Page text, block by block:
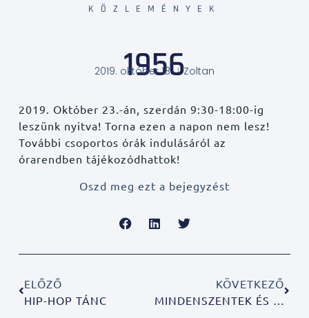
KÖZLEMÉNYEK
1956
2019. október 18. Zoltan
2019. Október 23.-án, szerdán 9:30-18:00-ig
leszünk nyitva! Torna ezen a napon nem lesz!
További csoportos órák indulásáról az
órarendben tájékozódhattok!
Oszd meg ezt a bejegyzést
ELŐZŐ
HIP-HOP TÁNC
KÖVETKEZŐ